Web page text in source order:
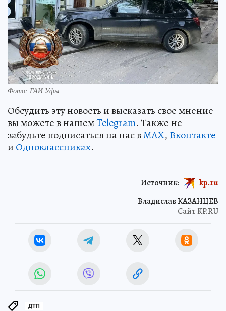
Фото: ГАИ Уфы
Обсудить эту новость и высказать свое мнение
вы можете в нашемTelegram. Также не
забудьте подписаться на нас вMAX, Вконтакте
и Одноклассниках.
Владислав КАЗАНЦЕВ
Сайт KP.RU
Источник: kp.ru
ДТП